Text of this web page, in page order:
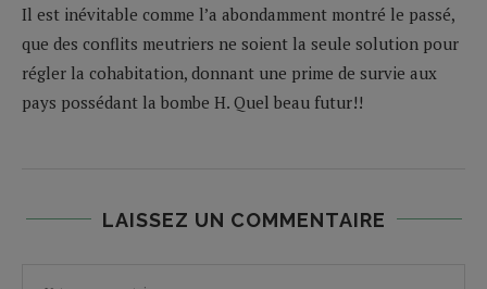
Il est inévitable comme l’a abondamment montré le passé,
que des conflits meutriers ne soient la seule solution pour
régler la cohabitation, donnant une prime de survie aux
pays possédant la bombe H. Quel beau futur!!
LAISSEZ UN COMMENTAIRE